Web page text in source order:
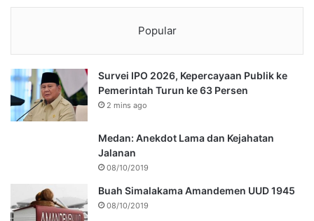
Popular
Survei IPO 2026, Kepercayaan Publik ke
Pemerintah Turun ke 63 Persen
2 mins ago
Medan: Anekdot Lama dan Kejahatan
Jalanan
08/10/2019
Buah Simalakama Amandemen UUD 1945
08/10/2019